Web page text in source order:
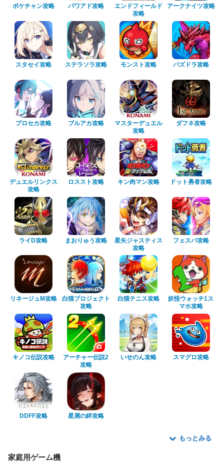
ポケチャン攻略 パワアド攻略
エンドフィールド
攻略
アークナイツ攻略
スタセイ攻略 ステラソラ攻略 モンスト攻略 パズドラ攻略
プロセカ攻略 ブルアカ攻略
マスターデュエル
攻略
ダフネ攻略
デュエルリンクス
攻略
ロススト攻略 キン肉マン攻略 ドット勇者攻略
ライD攻略 まおりゅう攻略
星矢ジャスティス
攻略
フェスバ攻略
リネージュM攻略
白猫プロジェクト
攻略
白猫テニス攻略
妖怪ウォッチ1ス
マホ攻略
キノコ伝説攻略
アーチャー伝説2
攻略
いせのん攻略 スマグロ攻略
DDFF攻略 星屑の絆攻略
もっとみる
家庭用ゲーム機